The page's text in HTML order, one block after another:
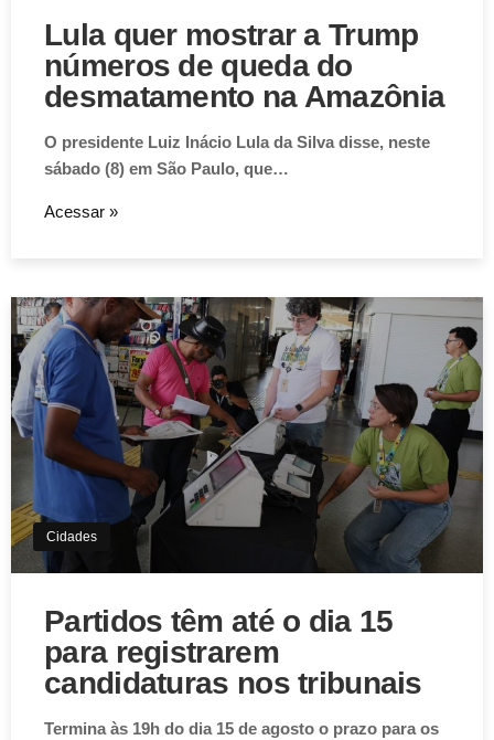
Lula quer mostrar a Trump
números de queda do
desmatamento na Amazônia
O presidente Luiz Inácio Lula da Silva disse, neste
sábado (8) em São Paulo, que…
Acessar »
Cidades
Partidos têm até o dia 15
para registrarem
candidaturas nos tribunais
Termina às 19h do dia 15 de agosto o prazo para os